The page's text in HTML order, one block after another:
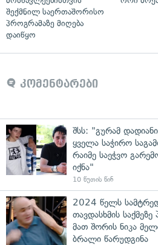
შექმნილ საერთაშორისო
პროგრამაზე მიღება
დაიწყო
კომენტარები
შსს: "გურამ
ყველა საჭირო
რაიმე საეჭვო
იქნა"
10 წუთის წინ
2024 წელს
თავდასხმის
მათ შორის ნიკა
ბრალი წარუდგინა